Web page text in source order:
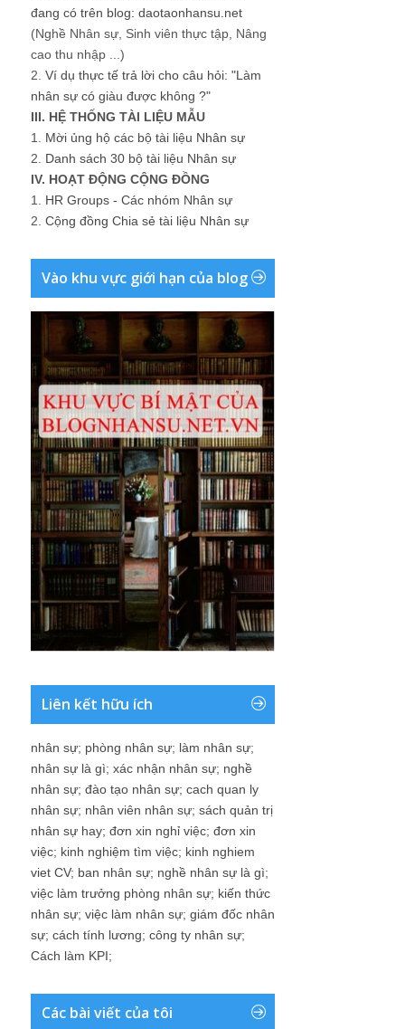
đang có trên blog: daotaonhansu.net
(Nghề Nhân sự, Sinh viên thực tập, Nâng
cao thu nhập ...)
2. Ví dụ thực tế trả lời cho câu hỏi: "Làm
nhân sự có giàu được không ?"
III. HỆ THỐNG TÀI LIỆU MẪU
1. Mời ủng hộ các bộ tài liệu Nhân sự
2. Danh sách 30 bộ tài liệu Nhân sự
IV. HOẠT ĐỘNG CỘNG ĐỒNG
1. HR Groups - Các nhóm Nhân sự
2. Cộng đồng Chia sẻ tài liệu Nhân sự
Vào khu vực giới hạn của blog
Liên kết hữu ích
nhân sự; phòng nhân sự; làm nhân sự;
nhân sự là gì; xác nhận nhân sự; nghề
nhân sự; đào tạo nhân sự; cach quan ly
nhân sự; nhân viên nhân sự; sách quản trị
nhân sự hay; đơn xin nghỉ việc; đơn xin
việc; kinh nghiệm tìm việc; kinh nghiem
viet CV; ban nhân sự; nghề nhân sự là gì;
việc làm trưởng phòng nhân sự; kiến thức
nhân sự; việc làm nhân sự; giám đốc nhân
sự; cách tính lương; công ty nhân sự;
Cách làm KPI;
Các bài viết của tôi